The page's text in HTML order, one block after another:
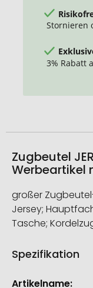
Stornieren
3% Rabatt
Zugbeutel
Werbeartikel
großer
Jersey;
Tasche;
Spezifikation
Weitere